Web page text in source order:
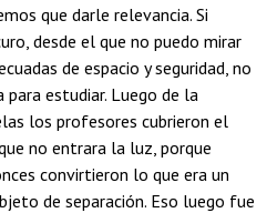
que darle relevancia. Si
desde el que no puedo mirar
de espacio y seguridad, no
estudiar. Luego de la
los profesores cubrieron el
no entrara la luz, porque
convirtieron lo que era un
de separación. Eso luego fue